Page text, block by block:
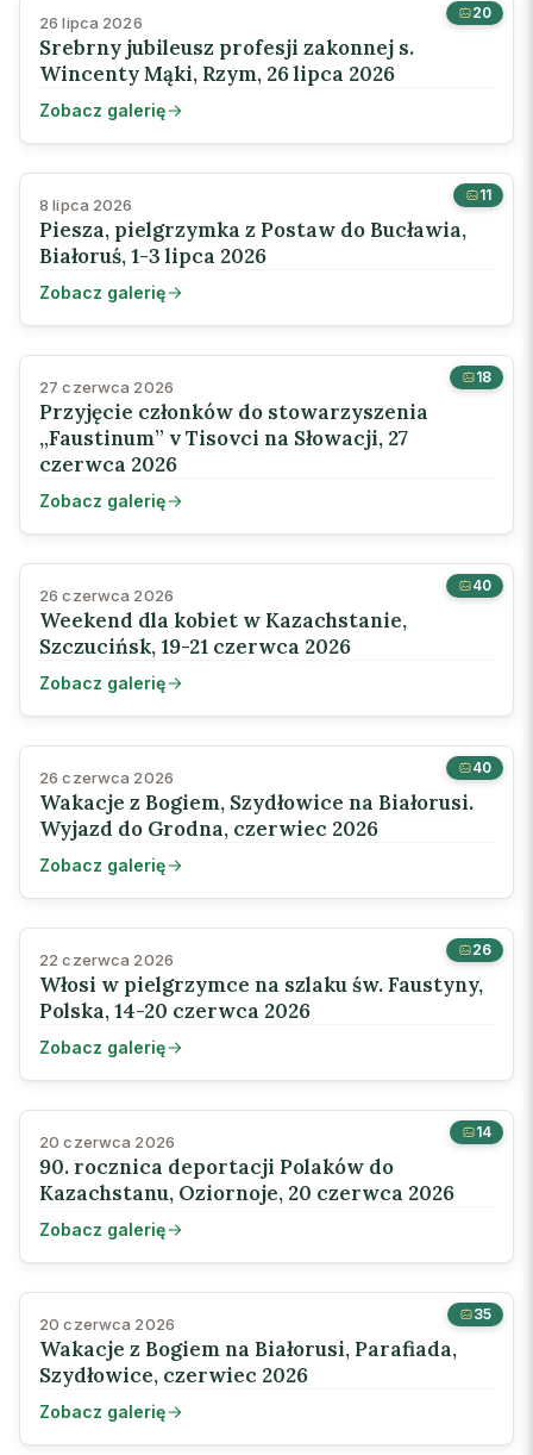
20
26 lipca 2026
Srebrny jubileusz profesji zakonnej s.
Wincenty Mąki, Rzym, 26 lipca 2026
Zobacz galerię
11
8 lipca 2026
Piesza, pielgrzymka z Postaw do Bucławia,
Białoruś, 1-3 lipca 2026
Zobacz galerię
18
27 czerwca 2026
Przyjęcie członków do stowarzyszenia
„Faustinum” v Tisovci na Słowacji, 27
czerwca 2026
Zobacz galerię
40
26 czerwca 2026
Weekend dla kobiet w Kazachstanie,
Szczucińsk, 19-21 czerwca 2026
Zobacz galerię
40
26 czerwca 2026
Wakacje z Bogiem, Szydłowice na Białorusi.
Wyjazd do Grodna, czerwiec 2026
Zobacz galerię
26
22 czerwca 2026
Włosi w pielgrzymce na szlaku św. Faustyny,
Polska, 14-20 czerwca 2026
Zobacz galerię
14
20 czerwca 2026
90. rocznica deportacji Polaków do
Kazachstanu, Oziornoje, 20 czerwca 2026
Zobacz galerię
35
20 czerwca 2026
Wakacje z Bogiem na Białorusi, Parafiada,
Szydłowice, czerwiec 2026
Zobacz galerię